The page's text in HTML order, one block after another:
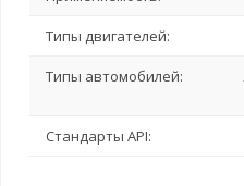
Типы двигателей:
Типы автомобилей:
Стандарты API: